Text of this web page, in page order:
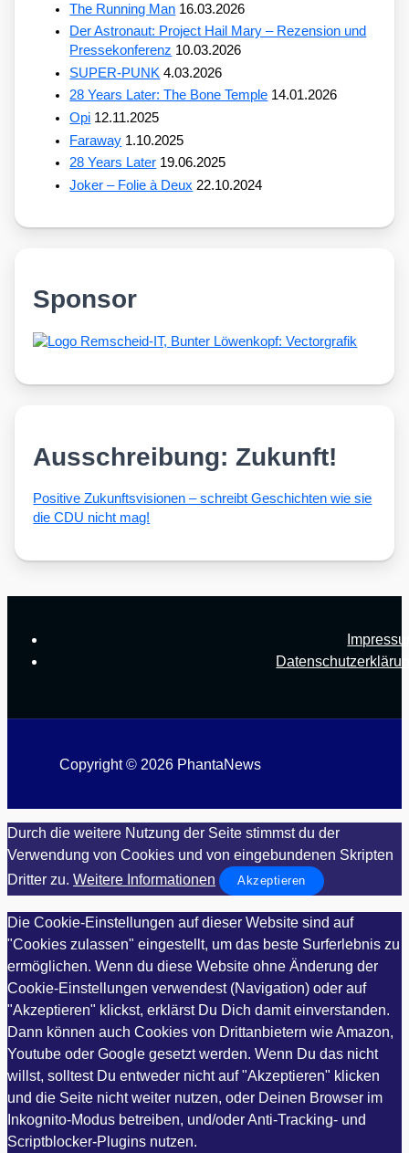
The Running Man 16.03.2026
Der Astronaut: Project Hail Mary – Rezension und
Pressekonferenz 10.03.2026
SUPER-PUNK 4.03.2026
28 Years Later: The Bone Temple 14.01.2026
Opi 12.11.2025
Faraway 1.10.2025
28 Years Later 19.06.2025
Joker – Folie à Deux 22.10.2024
Sponsor
Ausschreibung: Zukunft!
Posi­ti­ve Zukunfts­vi­sio­nen – schreibt Geschich­ten wie sie
die CDU nicht mag!
Copyright © 2026 PhantaNews
Durch die weitere Nutzung der Seite stimmst du der
Verwendung von Cookies und von eingebundenen Skripten
Dritter zu. Weitere Informationen Akzeptieren
Die Cookie-Einstellungen auf dieser Website sind auf
"Cookies zulassen" eingestellt, um das beste Surferlebnis zu
ermöglichen. Wenn du diese Website ohne Änderung der
Cookie-Einstellungen verwendest (Navigation) oder auf
"Akzeptieren" klickst, erklärst Du Dich damit einverstanden.
Dann können auch Cookies von Drittanbietern wie Amazon,
Youtube oder Google gesetzt werden. Wenn Du das nicht
willst, solltest Du entweder nicht auf "Akzeptieren" klicken
und die Seite nicht weiter nutzen, oder Deinen Browser im
Inkognito-Modus betreiben, und/oder Anti-Tracking- und
Scriptblocker-Plugins nutzen.